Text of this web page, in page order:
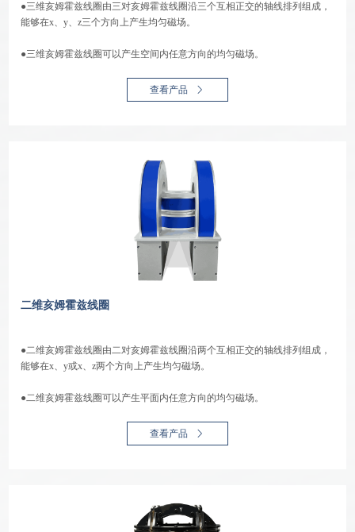
●三维亥姆霍兹线圈由三对亥姆霍兹线圈沿三个互相正交的轴线排列组成，
能够在x、y、z三个方向上产生均匀磁场。
●三维亥姆霍兹线圈可以产生空间内任意方向的均匀磁场。
查看产品
二维亥姆霍兹线圈
●二维亥姆霍兹线圈由二对亥姆霍兹线圈沿两个互相正交的轴线排列组成，
能够在x、y或x、z两个方向上产生均匀磁场。
●二维亥姆霍兹线圈可以产生平面内任意方向的均匀磁场。
查看产品